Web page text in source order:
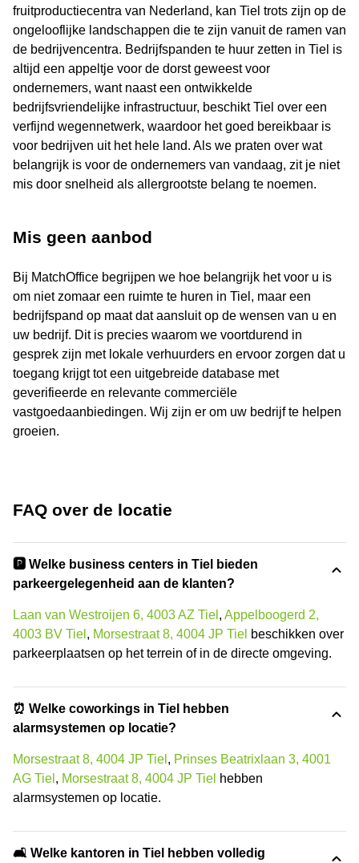
fruitproductiecentra van Nederland, kan Tiel trots zijn op de
ongelooflijke landschappen die te zijn vanuit de ramen van
de bedrijvencentra. Bedrijfspanden te huur zetten in Tiel is
altijd een appeltje voor de dorst geweest voor
ondernemers, want naast een ontwikkelde
bedrijfsvriendelijke infrastructuur, beschikt Tiel over een
verfijnd wegennetwerk, waardoor het goed bereikbaar is
voor bedrijven uit het hele land. Als we praten over wat
belangrijk is voor de ondernemers van vandaag, zit je niet
mis door snelheid als allergrootste belang te noemen.
Mis geen aanbod
Bij MatchOffice begrijpen we hoe belangrijk het voor u is
om niet zomaar een ruimte te huren in Tiel, maar een
bedrijfspand op maat dat aansluit op de wensen van u en
uw bedrijf. Dit is precies waarom we voortdurend in
gesprek zijn met lokale verhuurders en ervoor zorgen dat u
toegang krijgt tot een uitgebreide database met
geverifieerde en relevante commerciële
vastgoedaanbiedingen. Wij zijn er om uw bedrijf te helpen
groeien.
FAQ over de locatie
🅿️ Welke business centers in Tiel bieden
parkeergelegenheid aan de klanten?
Laan van Westroijen 6, 4003 AZ Tiel , Appelboogerd 2,
4003 BV Tiel , Morsestraat 8, 4004 JP Tiel beschikken over
parkeerplaatsen op het terrein of in de directe omgeving.
⏰ Welke coworkings in Tiel hebben
alarmsystemen op locatie?
Morsestraat 8, 4004 JP Tiel , Prinses Beatrixlaan 3, 4001
AG Tiel , Morsestraat 8, 4004 JP Tiel hebben
alarmsystemen op locatie.
🛋️ Welke kantoren in Tiel hebben volledig